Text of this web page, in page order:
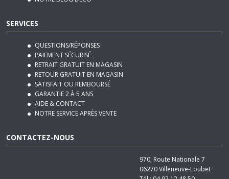
SERVICES
QUESTIONS/RÉPONSES
PAIEMENT SÉCURISÉ
RETRAIT GRATUIT EN MAGASIN
RETOUR GRATUIT EN MAGASIN
SATISFAIT OU REMBOURSÉ
GARANTIE 2 À 5 ANS
AIDE & CONTACT
NOTRE SERVICE APRÈS VENTE
CONTACTEZ-NOUS
06270Villeneuve-Loubet
Tél : 04 92 12 48 50
Email :contact@basika.fr